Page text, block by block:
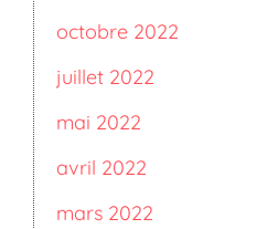
octobre 2022
juillet 2022
mai 2022
avril 2022
mars 2022